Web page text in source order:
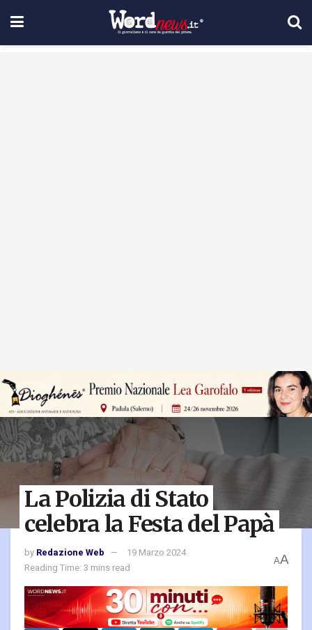
La Polizia di Stato
celebra la Festa del Papà
by Redazione Web
19 Marzo 2024
Reading Time: 3 mins read
AA